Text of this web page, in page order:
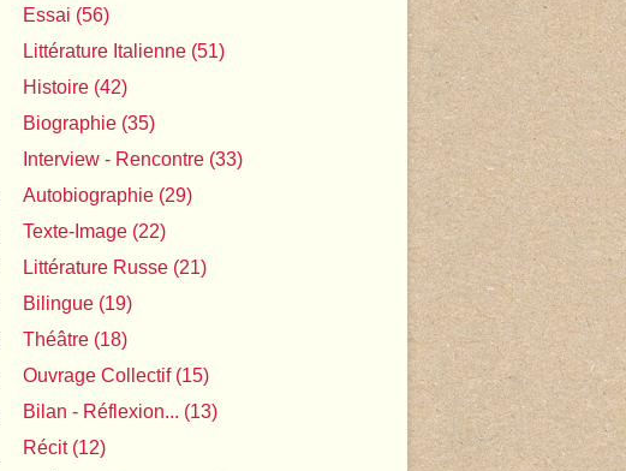
Essai (56)
Littérature Italienne (51)
Histoire (42)
Biographie (35)
Interview - Rencontre (33)
Autobiographie (29)
Texte-Image (22)
Littérature Russe (21)
Bilingue (19)
Théâtre (18)
Ouvrage Collectif(15)
Bilan - Réflexion... (13)
Récit(12)